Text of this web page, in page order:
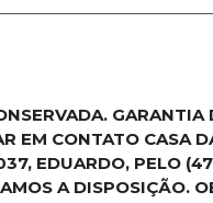
EM CONTATO CASA
EDUARDO, PELO
A DISPOSIÇÃO.